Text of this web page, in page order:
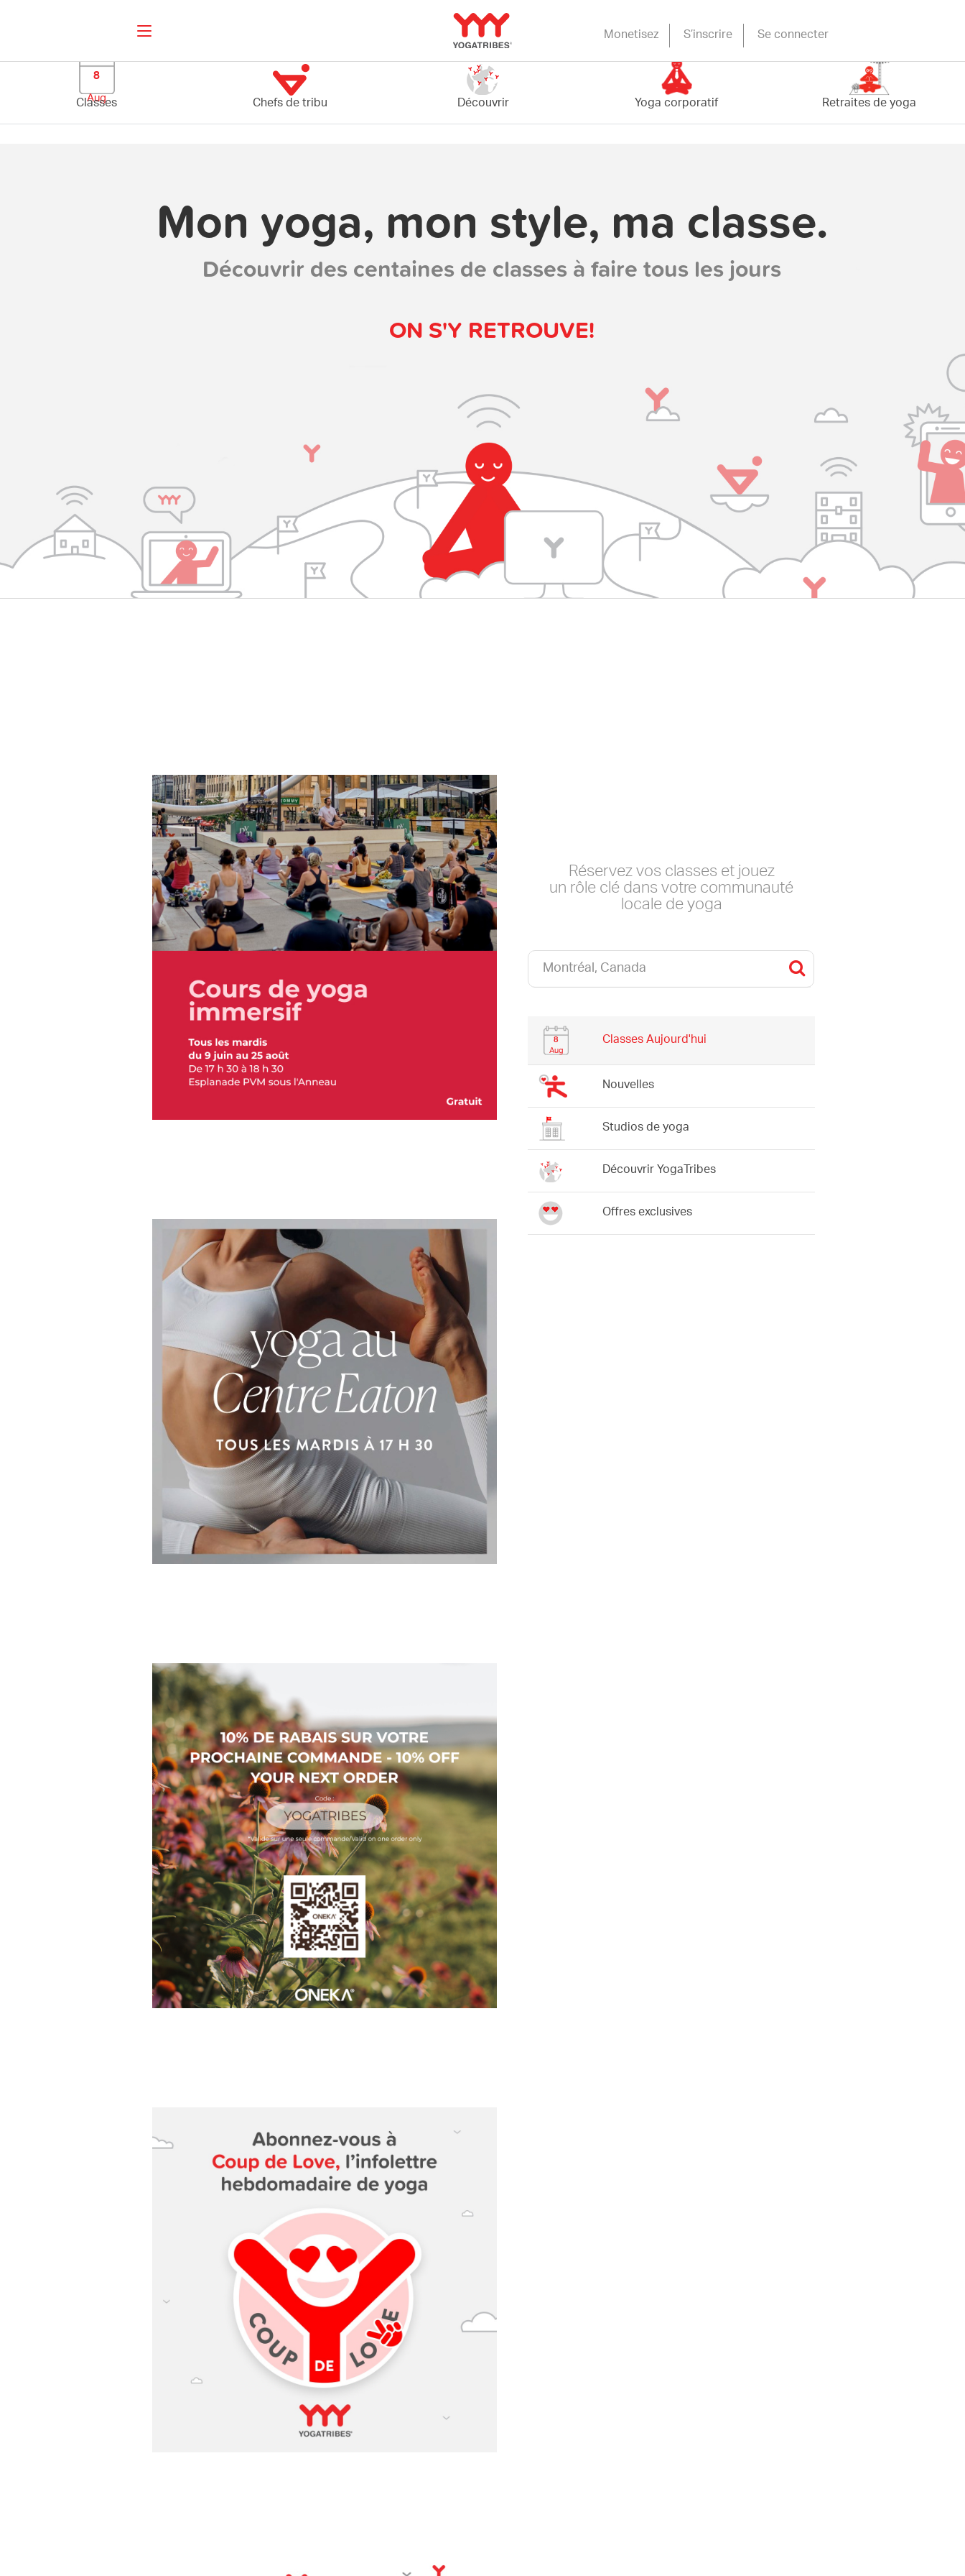
Monetisez S’inscrire Se connecter
Mon yoga, mon style, ma classe.
Découvrir des centaines de classes à faire tous les jours
ON S'Y RETROUVE!
Réservez vos classes et jouez
un rôle clé dans votre communauté
locale de yoga
8
Aug
Classes Aujourd'hui
Nouvelles
Studios de yoga
Découvrir YogaTribes
Offres exclusives
8
Aug
Classes Chefs de tribu Découvrir Yoga corporatif Retraites de yoga